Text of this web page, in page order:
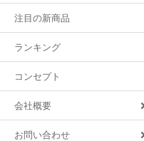
注目の新商品
ランキング
コンセプト
会社概要
お問い合わせ